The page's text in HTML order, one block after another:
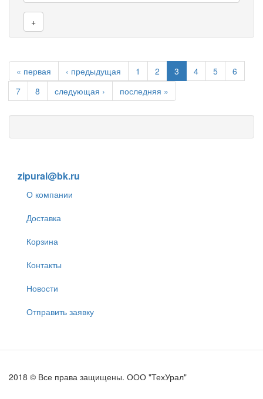
+
« первая ‹ предыдущая 1 2 3 4 5
6
7
8 следующая › последняя »
zipural@bk.ru
О компании
Доставка
Корзина
Контакты
Новости
Отправить заявку
2018 © Все права защищены. ООО "ТехУрал"